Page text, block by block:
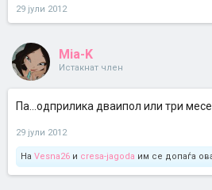
29 јули 2012
Mia-K
Истакнат член
Па...одприлика дваипол или три
29 јули 2012
На Vesna26 и cresa-jagoda им се допаѓа